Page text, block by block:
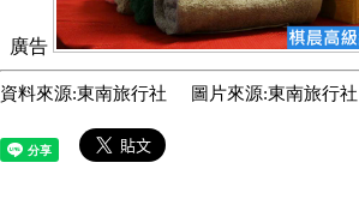
廣告
資料來源:東南旅行社 圖片來源:東南旅